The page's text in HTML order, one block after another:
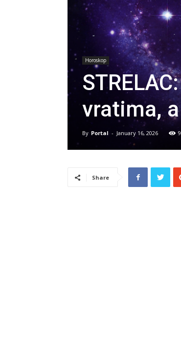
Horoskop
vratima,
By Portal - January 16, 2026
Share